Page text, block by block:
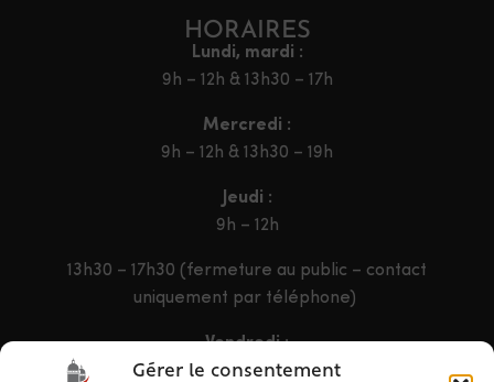
Gérer le consentement
HORAIRES
Lundi, mardi :
9h – 12h & 13h30 – 17h
Mercredi :
9h – 12h & 13h30 – 19h
Jeudi :
9h – 12h
13h30 – 17h30 (fermeture au public – contact
uniquement par téléphone)
Vendredi :
9h – 12h & 13h30 – 16h30